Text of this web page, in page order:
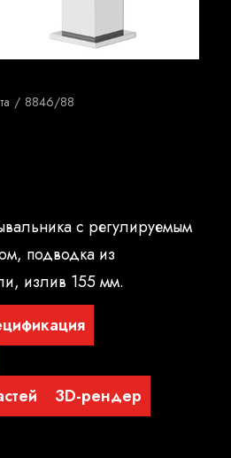
8846/88
с регулируемым
подводка из
излив 155 мм.
3D-рендер